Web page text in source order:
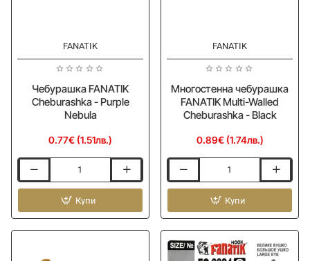
FANATIK
Чебурашка FANATIK
Cheburashka - Purple
Nebula
0.77€ (1.51лв.)
FANATIK
Cheburashka
-
Purple
Купи
FANATIK
Многостенна чебурашка
FANATIK Multi-Walled
Cheburashka - Black
0.89€ (1.74лв.)
Многостенна
чебурашка
Multi-
Walled
Cheburashka
-
Купи